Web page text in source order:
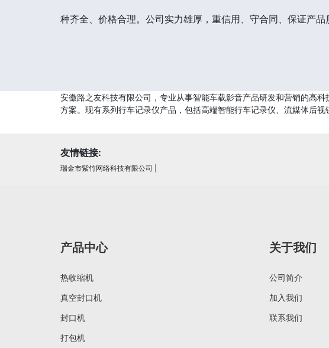
种齐全、价格合理。公司实力雄厚，重信用、守合同、保证产
安徽路之友科技有限公司，专业从事智能车载影音产品研发和营销的高
方案。现有系列行车记录仪产品，包括高端智能行车记录仪、流媒体后
友情链接:
瑞金市紫竹网络科技有限公司
产品中心
热收缩机
真空封口机
封口机
打包机
关于我们
公司简介
加入我们
联系我们